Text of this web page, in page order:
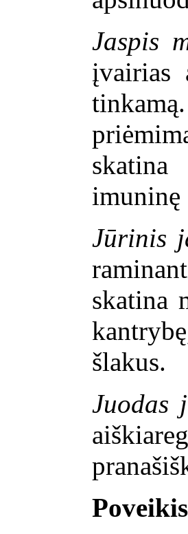
Jaspis
įvairias
imuninę
Jūrinis
skatina
šlakus.
Juodas